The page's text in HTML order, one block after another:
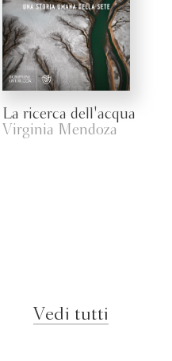
La ricerca dell'acqua
Virginia Mendoza
Vedi tutti